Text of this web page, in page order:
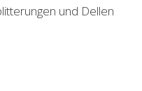
und Dellen